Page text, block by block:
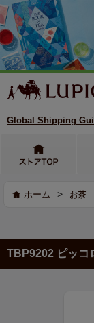
Global Shipping
ホーム > お茶
TBP9202 ピッコ